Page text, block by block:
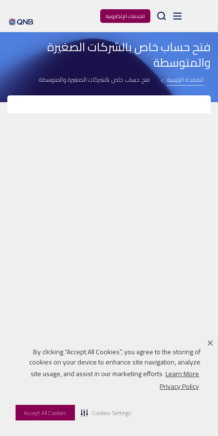
By clicking “Accept All Cookies”, you agree to the storing of
cookies on your device to enhance site navigation, analyze
site usage, and assist in our marketing efforts Learn More
Privacy Policy
Accept All Cookies Cookies Settings
الخدمات الإلكترونية Arama
فتح حساب خاص بالشركات الصغيرة
والمتوسطة
الصفحة الرئيسية فتح حساب خاص بالشركات الصغيرة والمتوسطة